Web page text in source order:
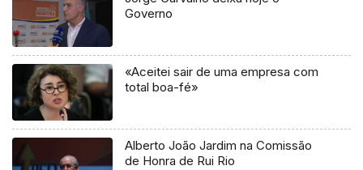
Governo
«Aceitei sair de uma empresa com
total boa-fé»
Alberto João Jardim na Comissão
de Honra de Rui Rio